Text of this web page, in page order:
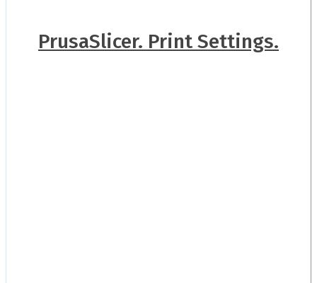
PrusaSlicer. Print Settings.